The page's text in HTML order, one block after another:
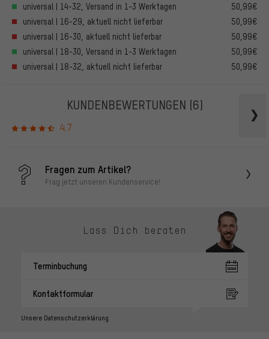
universal | 14-32, Versand in 1-3 Werktagen
50,99€
universal | 16-29, aktuell nicht lieferbar
50,99€
universal | 16-30, aktuell nicht lieferbar
50,99€
universal | 18-30, Versand in 1-3 Werktagen
50,99€
universal | 18-32, aktuell nicht lieferbar
50,99€
KUNDENBEWERTUNGEN (6)
4.7
Fragen zum Artikel?
Frag jetzt unseren Kundenservice!
Lass Dich beraten
Terminbuchung
Kontaktformular
Unsere Datenschutzerklärung